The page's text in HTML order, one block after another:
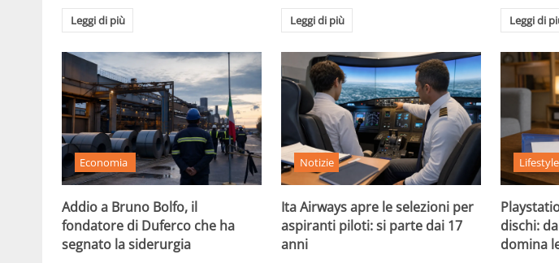
Leggi di più Leggi di più Leggi di
Economia
Addio a Bruno Bolfo, il
fondatore di Duferco che ha
segnato la siderurgia
Notizie
Ita Airways apre le selezioni per
aspiranti piloti: si parte dai 17
anni
Lifestyle
dischi:
domina